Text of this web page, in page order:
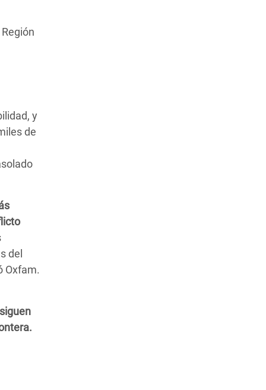
y
de
del
Oxfam.